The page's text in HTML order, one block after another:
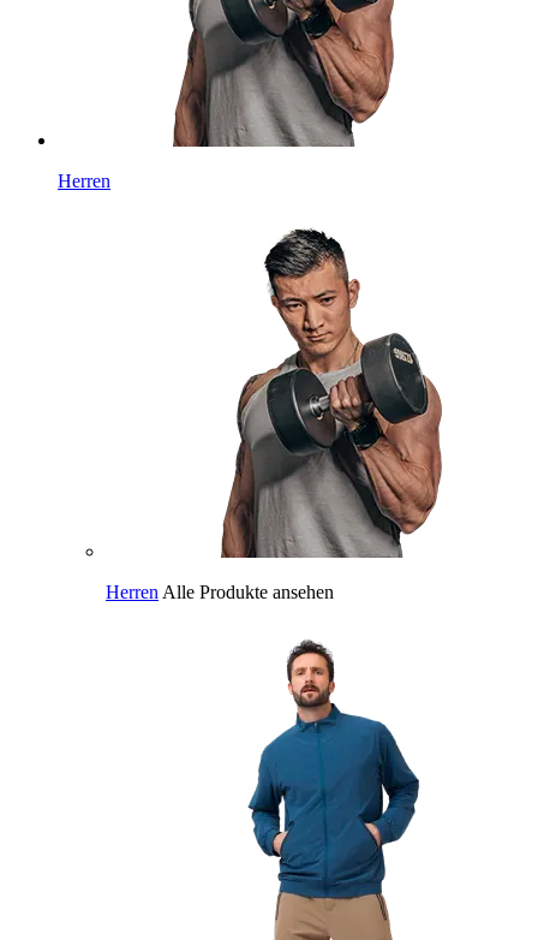
Herren
Herren Alle Produkte ansehen